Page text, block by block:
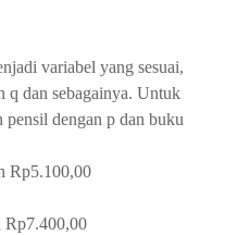
variabel yang sesuai,
q dan sebagainya. Untuk
dengan p dan buku
Rp5.100,00
Rp7.400,00